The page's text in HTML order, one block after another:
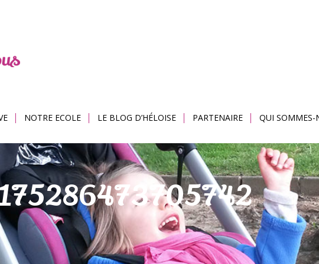
NOTRE ECOLE LE BLOG D’HÉLOISE PARTENAIRE QUI SOMMES-